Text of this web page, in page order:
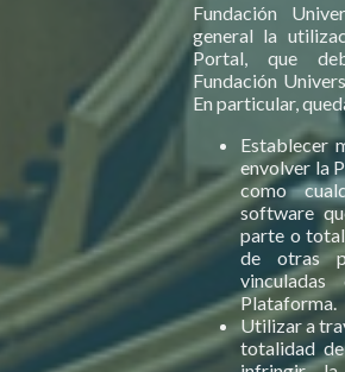
Fundación
general la
Portal, que
Fundación
En particular,
Establecer
envolver la
como
software
parte o
de otras
Plataforma.
Utilizar a
totalidad